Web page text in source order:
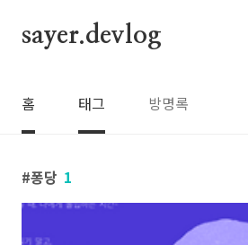
sayer.devlog
홈 태그 방명록
퐁당 1